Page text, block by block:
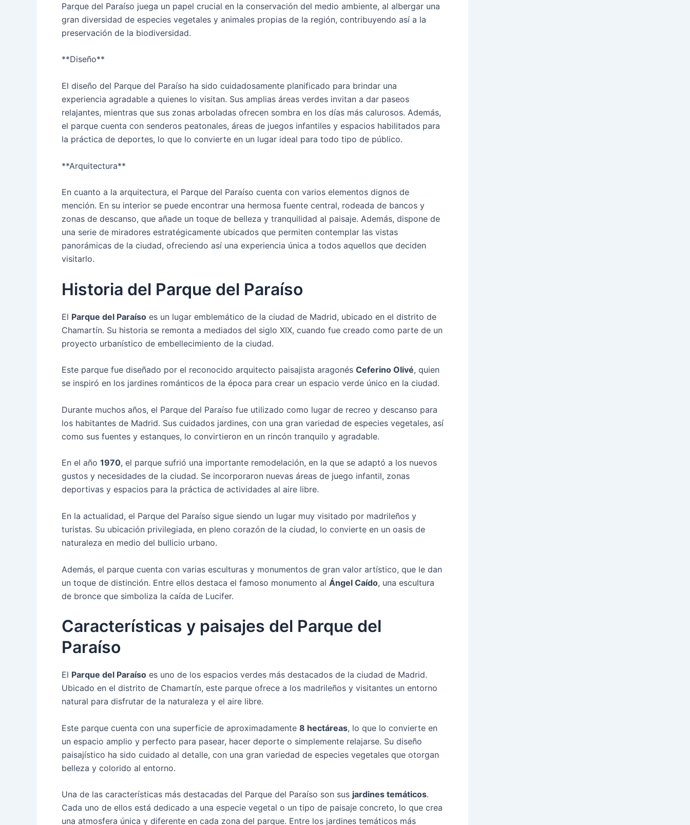
Parque del Paraíso juega un papel crucial en la conservación del medio ambiente, al albergar una
gran diversidad de especies vegetales y animales propias de la región, contribuyendo así a la
preservación de la biodiversidad.
**Diseño**
El diseño del Parque del Paraíso ha sido cuidadosamente planificado para brindar una
experiencia agradable a quienes lo visitan. Sus amplias áreas verdes invitan a dar paseos
relajantes, mientras que sus zonas arboladas ofrecen sombra en los días más calurosos. Además,
el parque cuenta con senderos peatonales, áreas de juegos infantiles y espacios habilitados para
la práctica de deportes, lo que lo convierte en un lugar ideal para todo tipo de público.
**Arquitectura**
En cuanto a la arquitectura, el Parque del Paraíso cuenta con varios elementos dignos de
mención. En su interior se puede encontrar una hermosa fuente central, rodeada de bancos y
zonas de descanso, que añade un toque de belleza y tranquilidad al paisaje. Además, dispone de
una serie de miradores estratégicamente ubicados que permiten contemplar las vistas
panorámicas de la ciudad, ofreciendo así una experiencia única a todos aquellos que deciden
visitarlo.
Historia del Parque del Paraíso
El Parque del Paraíso es un lugar emblemático de la ciudad de Madrid, ubicado en el distrito de
Chamartín. Su historia se remonta a mediados del siglo XIX, cuando fue creado como parte de un
proyecto urbanístico de embellecimiento de la ciudad.
Este parque fue diseñado por el reconocido arquitecto paisajista aragonés Ceferino Olivé, quien
se inspiró en los jardines románticos de la época para crear un espacio verde único en la ciudad.
Durante muchos años, el Parque del Paraíso fue utilizado como lugar de recreo y descanso para
los habitantes de Madrid. Sus cuidados jardines, con una gran variedad de especies vegetales, así
como sus fuentes y estanques, lo convirtieron en un rincón tranquilo y agradable.
En el año 1970, el parque sufrió una importante remodelación, en la que se adaptó a los nuevos
gustos y necesidades de la ciudad. Se incorporaron nuevas áreas de juego infantil, zonas
deportivas y espacios para la práctica de actividades al aire libre.
En la actualidad, el Parque del Paraíso sigue siendo un lugar muy visitado por madrileños y
turistas. Su ubicación privilegiada, en pleno corazón de la ciudad, lo convierte en un oasis de
naturaleza en medio del bullicio urbano.
Además, el parque cuenta con varias esculturas y monumentos de gran valor artístico, que le dan
un toque de distinción. Entre ellos destaca el famoso monumento al Ángel Caído, una escultura
de bronce que simboliza la caída de Lucifer.
Características y paisajes del Parque del
Paraíso
El Parque del Paraíso es uno de los espacios verdes más destacados de la ciudad de Madrid.
Ubicado en el distrito de Chamartín, este parque ofrece a los madrileños y visitantes un entorno
natural para disfrutar de la naturaleza y el aire libre.
Este parque cuenta con una superficie de aproximadamente 8 hectáreas, lo que lo convierte en
un espacio amplio y perfecto para pasear, hacer deporte o simplemente relajarse. Su diseño
paisajístico ha sido cuidado al detalle, con una gran variedad de especies vegetales que otorgan
belleza y colorido al entorno.
Una de las características más destacadas del Parque del Paraíso son sus jardines temáticos.
Cada uno de ellos está dedicado a una especie vegetal o un tipo de paisaje concreto, lo que crea
una atmosfera única y diferente en cada zona del parque. Entre los jardines temáticos más